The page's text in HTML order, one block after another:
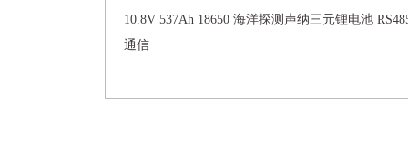
10.8V 537Ah 18650 海洋探测声纳三元锂电池
通信